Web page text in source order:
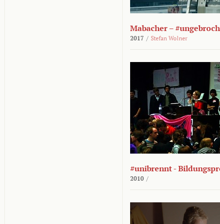
Mabacher –
2017 / Stefan Wolner
#unibrennt -
2010 /